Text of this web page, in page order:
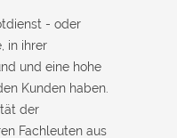
- oder
in ihrer
und eine hohe
Kunden haben.
der
Fachleuten aus